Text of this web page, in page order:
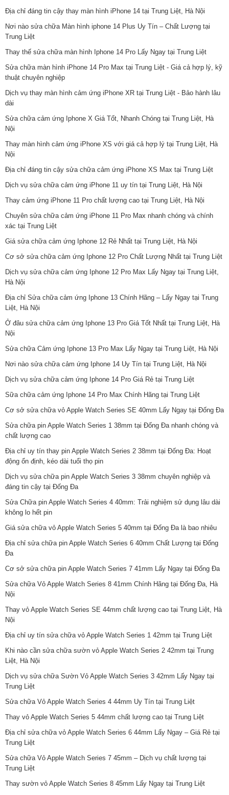
Địa chỉ đáng tin cậy thay màn hình iPhone 14 tại Trung Liệt, Hà Nội
Nơi nào sửa chữa Màn hình iphone 14 Plus Uy Tín – Chất Lượng tại
Trung Liệt
Thay thế sửa chữa màn hình Iphone 14 Pro Lấy Ngay tại Trung Liệt
Sửa chữa màn hình iPhone 14 Pro Max tại Trung Liệt - Giá cả hợp lý, kỹ
thuật chuyên nghiệp
Dịch vụ thay màn hình cảm ứng iPhone XR tại Trung Liệt - Bảo hành lâu
dài
Sửa chữa cảm ứng Iphone X Giá Tốt, Nhanh Chóng tại Trung Liệt, Hà
Nội
Thay màn hình cảm ứng iPhone XS với giá cả hợp lý tại Trung Liệt, Hà
Nội
Địa chỉ đáng tin cậy sửa chữa cảm ứng iPhone XS Max tại Trung Liệt
Dịch vụ sửa chữa cảm ứng iPhone 11 uy tín tại Trung Liệt, Hà Nội
Thay cảm ứng iPhone 11 Pro chất lượng cao tại Trung Liệt, Hà Nội
Chuyên sửa chữa cảm ứng iPhone 11 Pro Max nhanh chóng và chính
xác tại Trung Liệt
Giá sửa chữa cảm ứng Iphone 12 Rẻ Nhất tại Trung Liệt, Hà Nội
Cơ sở sửa chữa cảm ứng Iphone 12 Pro Chất Lượng Nhất tại Trung Liệt
Dịch vụ sửa chữa cảm ứng Iphone 12 Pro Max Lấy Ngay tại Trung Liệt,
Hà Nội
Địa chỉ Sửa chữa cảm ứng Iphone 13 Chính Hãng – Lấy Ngay tại Trung
Liệt, Hà Nội
Ở đâu sửa chữa cảm ứng Iphone 13 Pro Giá Tốt Nhất tại Trung Liệt, Hà
Nội
Sửa chữa Cảm ứng Iphone 13 Pro Max Lấy Ngay tại Trung Liệt, Hà Nội
Nơi nào sửa chữa cảm ứng Iphone 14 Uy Tín tại Trung Liệt, Hà Nội
Dịch vụ sửa chữa cảm ứng Iphone 14 Pro Giá Rẻ tại Trung Liệt
Sữa chữa cảm ứng Iphone 14 Pro Max Chính Hãng tại Trung Liệt
Cơ sở sửa chữa vỏ Apple Watch Series SE 40mm Lấy Ngay tại Đống Đa
Sửa chữa pin Apple Watch Series 1 38mm tại Đống Đa nhanh chóng và
chất lượng cao
Địa chỉ uy tín thay pin Apple Watch Series 2 38mm tại Đống Đa: Hoạt
động ổn định, kéo dài tuổi thọ pin
Dịch vụ sửa chữa pin Apple Watch Series 3 38mm chuyên nghiệp và
đáng tin cậy tại Đống Đa
Sửa Chữa pin Apple Watch Series 4 40mm: Trải nghiệm sử dụng lâu dài
không lo hết pin
Giá sửa chữa vỏ Apple Watch Series 5 40mm tại Đống Đa là bao nhiêu
Địa chỉ sửa chữa pin Apple Watch Series 6 40mm Chất Lượng tại Đống
Đa
Cơ sở sửa chữa pin Apple Watch Series 7 41mm Lấy Ngay tại Đống Đa
Sửa chữa Vỏ Apple Watch Series 8 41mm Chính Hãng tại Đống Đa, Hà
Nội
Thay vỏ Apple Watch Series SE 44mm chất lượng cao tại Trung Liệt, Hà
Nội
Địa chỉ uy tín sửa chữa vỏ Apple Watch Series 1 42mm tại Trung Liệt
Khi nào cần sửa chữa sườn vỏ Apple Watch Series 2 42mm tại Trung
Liệt, Hà Nội
Dịch vụ sửa chữa Sườn Vỏ Apple Watch Series 3 42mm Lấy Ngay tại
Trung Liệt
Sửa chữa Vỏ Apple Watch Series 4 44mm Uy Tín tại Trung Liệt
Thay vỏ Apple Watch Series 5 44mm chất lượng cao tại Trung Liệt
Địa chỉ sửa chữa vỏ Apple Watch Series 6 44mm Lấy Ngay – Giá Rẻ tại
Trung Liệt
Sửa chữa Vỏ Apple Watch Series 7 45mm – Dịch vụ chất lượng tại
Trung Liệt
Thay sườn vỏ Apple Watch Series 8 45mm Lấy Ngay tại Trung Liệt